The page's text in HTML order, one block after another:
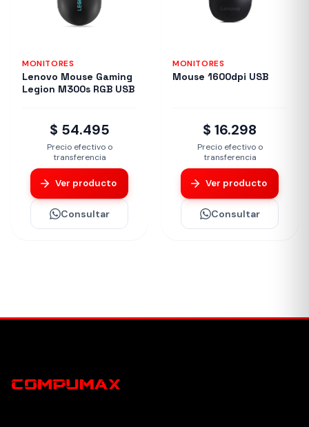
MONITORES
Lenovo Mouse Gaming
Legion M300s RGB USB
$ 54.495
Precio efectivo o
transferencia
Ver producto
Consultar
MONITORES
Mouse 1600dpi USB
$ 16.298
Precio efectivo o
transferencia
Ver producto
Consultar